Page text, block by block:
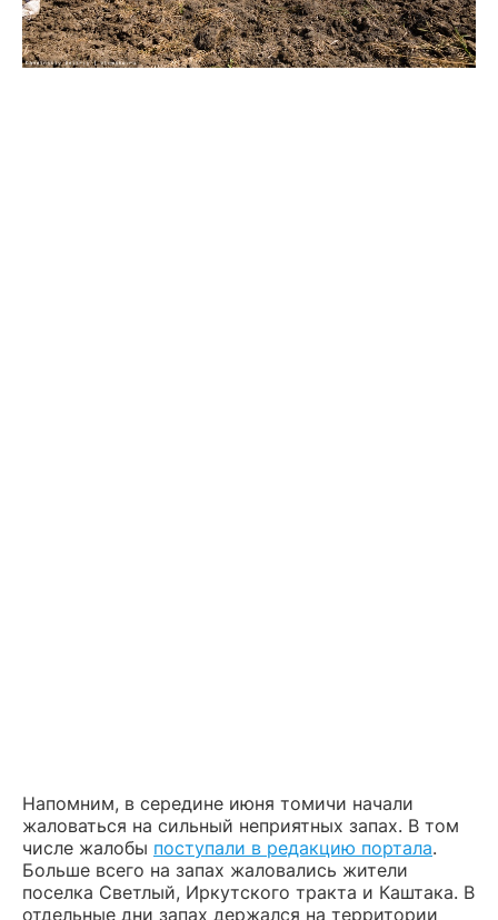
Напомним, в середине июня томичи начали
жаловаться на сильный неприятных запах. В том
числе жалобы поступали в редакцию портала.
Больше всего на запах жаловались жители
поселка Светлый, Иркутского тракта и Каштака. В
отдельные дни запах держался на территории